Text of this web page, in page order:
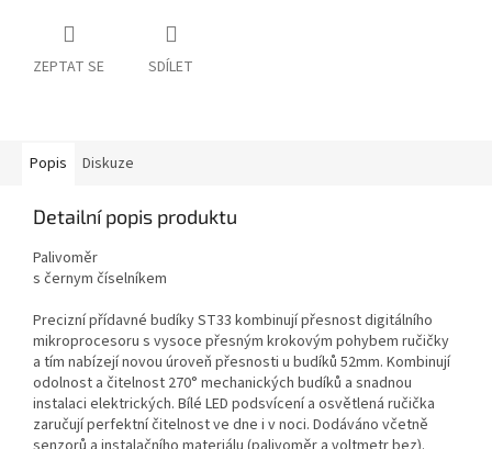
ZEPTAT SE SDÍLET
Popis Diskuze
Detailní popis produktu
Palivoměr
s černym číselníkem
Precizní přídavné budíky ST33 kombinují přesnost digitálního
mikroprocesoru s vysoce přesným krokovým pohybem ručičky
a tím nabízejí novou úroveň přesnosti u budíků 52mm. Kombinují
odolnost a čitelnost 270° mechanických budíků a snadnou
instalaci elektrických. Bílé LED podsvícení a osvětlená ručička
zaručují perfektní čitelnost ve dne i v noci. Dodáváno včetně